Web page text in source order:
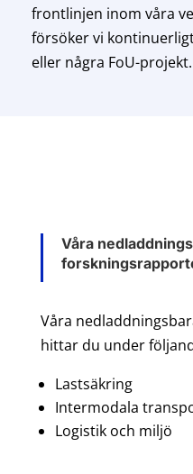
frontlinjen inom våra
försöker vi
eller några FoU-projekt.
Våra
Våra
hittar du under
Lastsäkring
Intermodala
Logistik och miljö